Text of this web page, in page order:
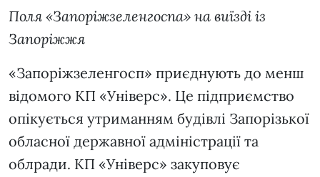
Поля «Запоріжзеленгоспа» на виїзді із
Запоріжжя
«Запоріжзеленгосп» приєднують до менш
відомого КП «Універс». Це підприємство
опікується утриманням будівлі Запорізької
обласної державної адміністрації та
облради. КП «Універс» закуповує